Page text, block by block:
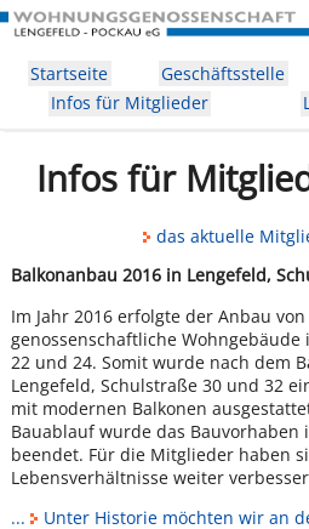
Startseite Geschäftsstelle
Infos für Mitglieder
Infos für
das aktuelle
Balkonanbau 2016 in Lengefeld,
Im Jahr 2016 erfolgte der Anbau
genossenschaftliche
22 und 24. Somit wurde nach dem
Lengefeld, Schulstraße 30 und 32
mit modernen Balkonen
Bauablauf wurde das
beendet. Für die Mitglieder haben
Lebensverhältnisse weiter
...
Unter Historie möchten wir an